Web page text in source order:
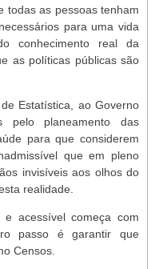
todas as pessoas tenham
para uma vida
conhecimento real da
as políticas públicas são
Estatística, ao Governo
pelo planeamento das
para que considerem
que em pleno
invisíveis aos olhos do
realidade.
acessível começa com
passo é garantir que
Censos.